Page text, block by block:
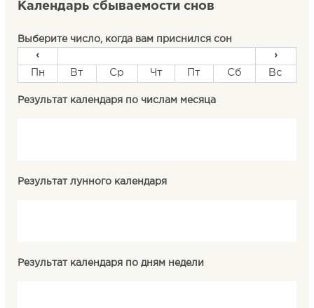
Календарь сбываемости снов
Выберите число, когда вам приснился сон
‹
›
Пн
Вт Ср Чт Пт Сб Вс
Результат календаря по числам месяца
Результат лунного календаря
Результат календаря по дням недели